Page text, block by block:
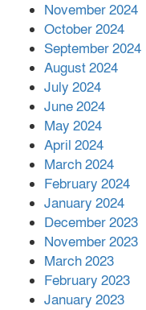
November 2024
October 2024
September 2024
August 2024
July 2024
June 2024
May 2024
April 2024
March 2024
February 2024
January 2024
December 2023
November 2023
March 2023
February 2023
January 2023